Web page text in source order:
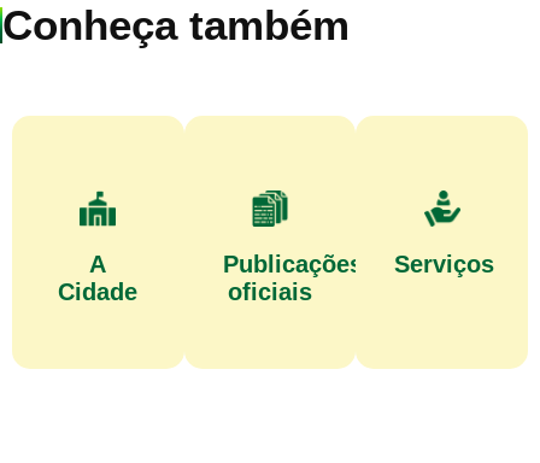
Conheça também
A
Cidade
Publicações
oficiais
Serviços